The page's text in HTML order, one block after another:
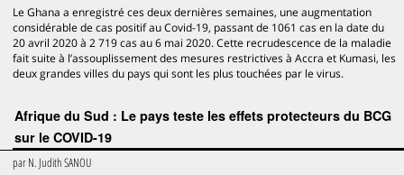
Le Ghana a enregistré ces deux dernières semaines, une augmentation
considérable de cas positif au Covid-19, passant de 1061 cas en la date du
20 avril 2020 à 2 719 cas au 6 mai 2020. Cette recrudescence de la maladie
fait suite à l’assouplissement des mesures restrictives à Accra et Kumasi, les
deux grandes villes du pays qui sont les plus touchées par le virus.
Afrique du Sud : Le pays teste les effets protecteurs du BCG
sur le COVID-19
parN. Judith SANOU